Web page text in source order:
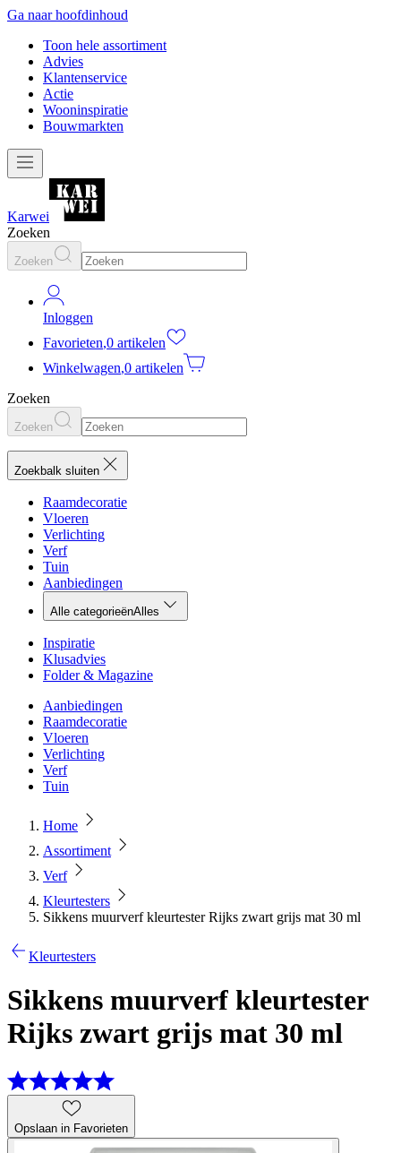
Ga naar hoofdinhoud
Toon hele assortiment
Advies
Klantenservice
Actie
Wooninspiratie
Bouwmarkten
Karwei
Zoeken
Zoeken
Inloggen
Favorieten,0 artikelen
Winkelwagen,0 artikelen
Zoeken
Zoeken
Zoekbalk sluiten
Raamdecoratie
Vloeren
Verlichting
Verf
Tuin
Aanbiedingen
Alle categorieënAlles
Inspiratie
Klusadvies
Folder & Magazine
Aanbiedingen
Raamdecoratie
Vloeren
Verlichting
Verf
Tuin
Home
Assortiment
Verf
Kleurtesters
Sikkens muurverf kleurtester Rijks zwart grijs mat 30 ml
Kleurtesters
Sikkens muurverf kleurtester
Rijks zwart grijs mat 30 ml
Opslaan in Favorieten